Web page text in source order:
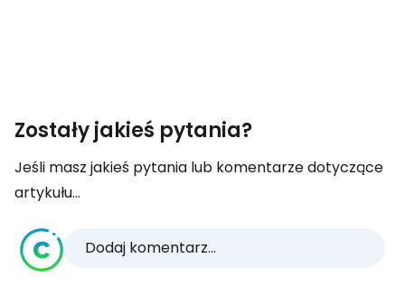
Zostały jakieś pytania?
Jeśli masz jakieś pytania lub komentarze dotyczące
artykułu...
Dodaj komentarz...